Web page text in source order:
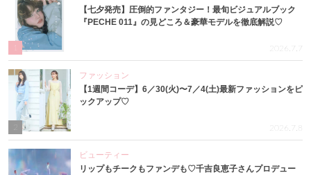
【七夕発売】圧倒的ファンタジー！最旬ビジュアルブック
『PECHE 011』の見どころ＆豪華モデルを徹底解説♡
2026.7.7
ファッション
【1週間コーデ】6／30(火)〜7／4(土)最新ファッションをピ
ックアップ♡
2026.7.8
ビューティー
リップもチークもファンデも♡千吉良恵子さんプロデュー